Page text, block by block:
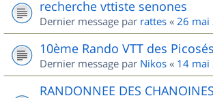
recherche vttiste senones
Dernier message par rattes « 26 mai
10ème Rando VTT des Picosés
Dernier message par Nikos « 14 mai
RANDONNEE DES